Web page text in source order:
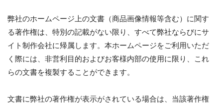
弊社のホームページ上の文書（商品画像情報等含む）に関す
る著作権は、特別の記載がない限り、すべて弊社ならびにサ
イト制作会社に帰属します。本ホームページをご利用いただ
く際には、非営利目的およびお客様内部の使用に限り、これ
らの文書を複製することができます。
文書に弊社の著作権が表示がされている場合は、当該著作権